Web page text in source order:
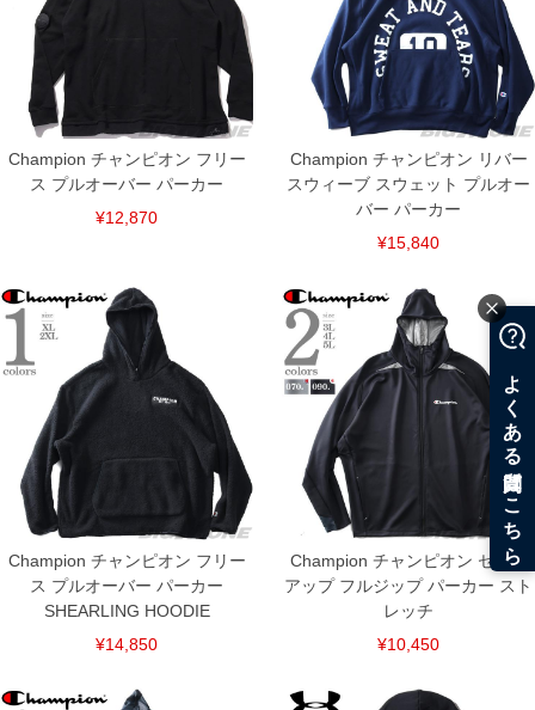
COLOR VARIATION
Champion チャンピオン フリー
ス プルオーバー パーカー
¥12,870
Champion チャンピオン リバー
スウィーブ スウェット プルオー
バー パーカー
¥15,840
Champion チャンピオン フリー
ス プルオーバー パーカー
SHEARLING HOODIE
¥14,850
Champion チャンピオン セット
アップ フルジップ パーカー スト
レッチ
¥10,450